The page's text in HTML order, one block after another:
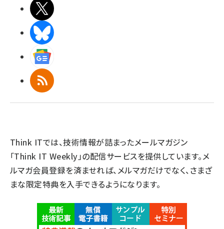
RSS
Think ITでは、技術情報が詰まったメールマガジン
「Think IT Weekly」の配信サービスを提供しています。メ
ルマガ会員登録を済ませれば、メルマガだけでなく、さまざ
まな限定特典を入手できるようになります。